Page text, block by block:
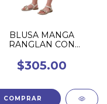
BLUSA MANGA
RANGLAN CON
$305.00
COMPRAR